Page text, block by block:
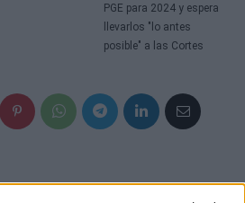
PGE para 2024 y espera
llevarlos "lo antes
posible" a las Cortes